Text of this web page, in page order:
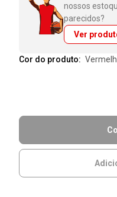
nossos
parecidos?
Ver
Cor do produto: